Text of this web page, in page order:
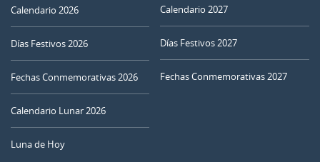
Calendario 2026
Días Festivos 2026
Fechas Conmemorativas 2026
Calendario Lunar 2026
Luna de Hoy
Calendario 2027
Días Festivos 2027
Fechas Conmemorativas 2027